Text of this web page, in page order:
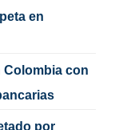
en
con
por